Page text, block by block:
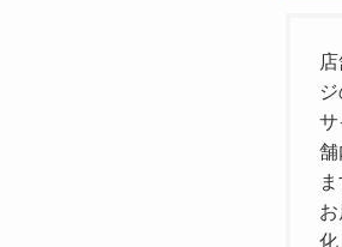
サ
舗
ま
化